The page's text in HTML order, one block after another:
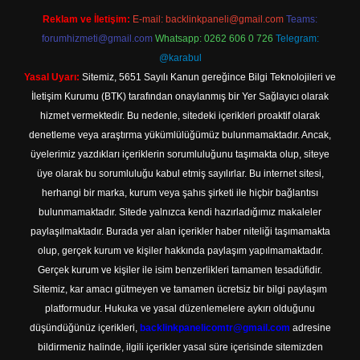
Reklam ve İletişim: E-mail: backlinkpaneli@gmail.com Teams:
forumhizmeti@gmail.com Whatsapp: 0262 606 0 726 Telegram:
@karabul
Yasal Uyarı: Sitemiz, 5651 Sayılı Kanun gereğince Bilgi Teknolojileri ve
İletişim Kurumu (BTK) tarafından onaylanmış bir Yer Sağlayıcı olarak
hizmet vermektedir. Bu nedenle, sitedeki içerikleri proaktif olarak
denetleme veya araştırma yükümlülüğümüz bulunmamaktadır. Ancak,
üyelerimiz yazdıkları içeriklerin sorumluluğunu taşımakta olup, siteye
üye olarak bu sorumluluğu kabul etmiş sayılırlar. Bu internet sitesi,
herhangi bir marka, kurum veya şahıs şirketi ile hiçbir bağlantısı
bulunmamaktadır. Sitede yalnızca kendi hazırladığımız makaleler
paylaşılmaktadır. Burada yer alan içerikler haber niteliği taşımamakta
olup, gerçek kurum ve kişiler hakkında paylaşım yapılmamaktadır.
Gerçek kurum ve kişiler ile isim benzerlikleri tamamen tesadüfidir.
Sitemiz, kar amacı gütmeyen ve tamamen ücretsiz bir bilgi paylaşım
platformudur. Hukuka ve yasal düzenlemelere aykırı olduğunu
düşündüğünüz içerikleri, backlinkpanelicomtr@gmail.com adresine
bildirmeniz halinde, ilgili içerikler yasal süre içerisinde sitemizden